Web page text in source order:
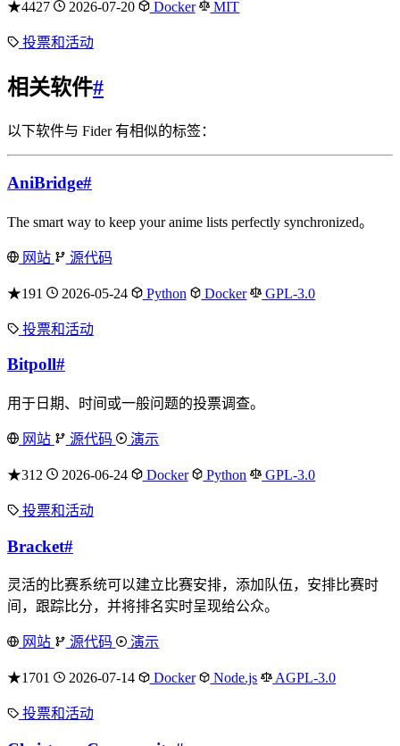
★4427 2026-07-20 Docker MIT
投票和活动
相关软件#
以下软件与 Fider 有相似的标签：
AniBridge#
The smart way to keep your anime lists perfectly synchronized。
网站 源代码
★191 2026-05-24 Python Docker GPL-3.0
投票和活动
Bitpoll#
用于日期、时间或一般问题的投票调查。
网站 源代码 演示
★312 2026-06-24 Docker Python GPL-3.0
投票和活动
Bracket#
灵活的比赛系统可以建立比赛安排，添加队伍，安排比赛时
间，跟踪比分，并将排名实时呈现给公众。
网站 源代码 演示
★1701 2026-07-14 Docker Node.js AGPL-3.0
投票和活动